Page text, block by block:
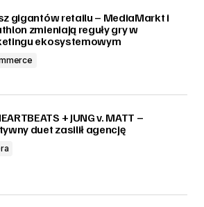
gigantów retailu – MediaMarkt i
zmieniają reguły gry w
ekosystemowym
+ JUNG v. MATT –
duet zasilił agencję